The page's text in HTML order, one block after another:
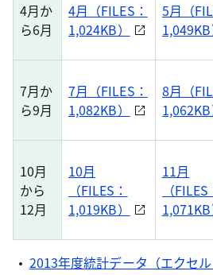
4月か
ら6月
4月（FILES：
1,024KB）
5月（
1,049KB
7月か
ら9月
7月（FILES：
1,082KB）
8月（
1,062KB
10月
から
12月
10月
（FILES：
1,019KB）
11月
（FILES
1,071KB
2013年度統計データ（エクセル